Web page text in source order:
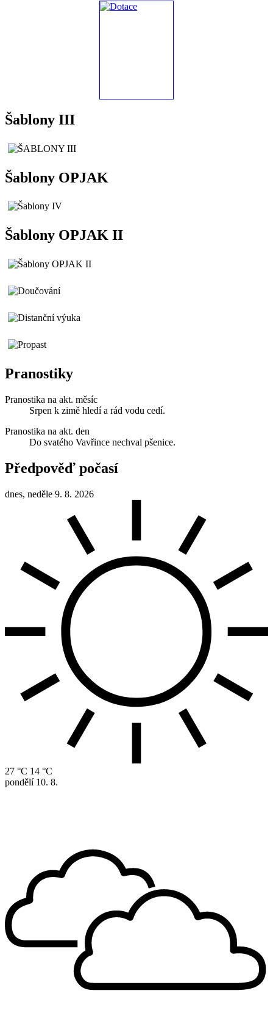
Šablony III
Šablony OPJAK
Šablony OPJAK II
Pranostiky
Pranostika na akt. měsíc
Srpen k zimě hledí a rád vodu cedí.
Pranostika na akt. den
Do svatého Vavřince nechval pšenice.
Předpověď počasí
dnes, neděle 9. 8. 2026
27 °C 14 °C
pondělí 10. 8.